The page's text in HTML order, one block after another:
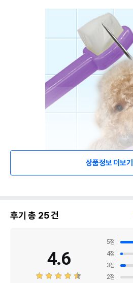
상품정보 더보기
후기 총 25건
4.6
5점
4점
3점
2점